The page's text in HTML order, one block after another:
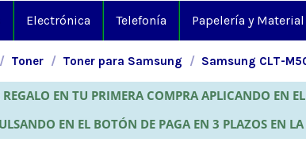
Electrónica Telefonía Papelería y
Toner Toner para Samsung Samsung CLT-
EN TU PRIMERA COMPRA APLICANDO EN
EN EL BOTÓN DE PAGA EN 3 PLAZOS EN